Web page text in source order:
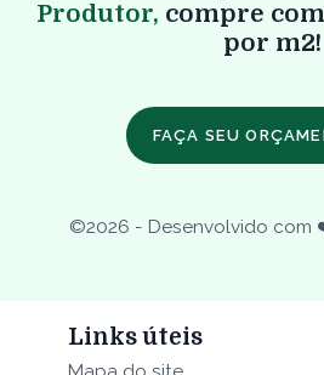
Produtor, compre
por m2!
FAÇA SEU
©2026 - Desenvolvido com
Links úteis